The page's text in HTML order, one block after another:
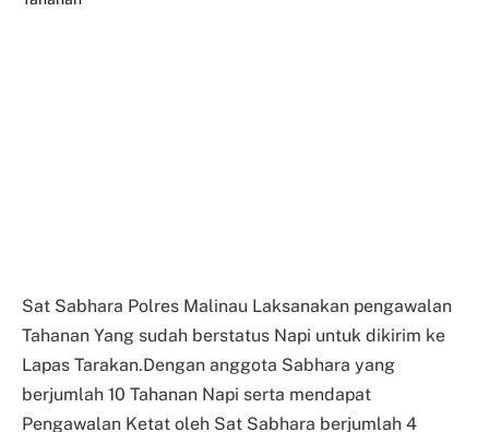
Sat Sabhara Polres Malinau Laksanakan pengawalan
Tahanan Yang sudah berstatus Napi untuk dikirim ke
Lapas Tarakan.Dengan anggota Sabhara yang
berjumlah 10 Tahanan Napi serta mendapat
Pengawalan Ketat oleh Sat Sabhara berjumlah 4